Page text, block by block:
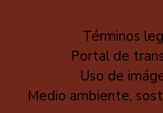
pie
Términos
Portal de
Uso de
Medio ambiente,